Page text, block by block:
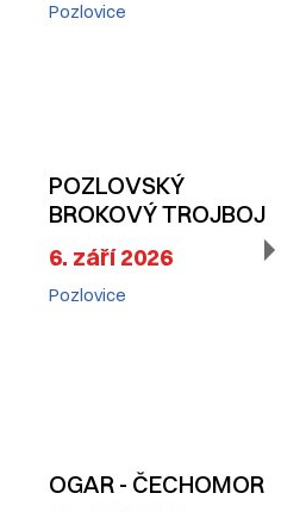
Pozlovice
POZLOVSKÝ
BROKOVÝ TROJBOJ
6. září 2026
Pozlovice
OGAR - ČECHOMOR